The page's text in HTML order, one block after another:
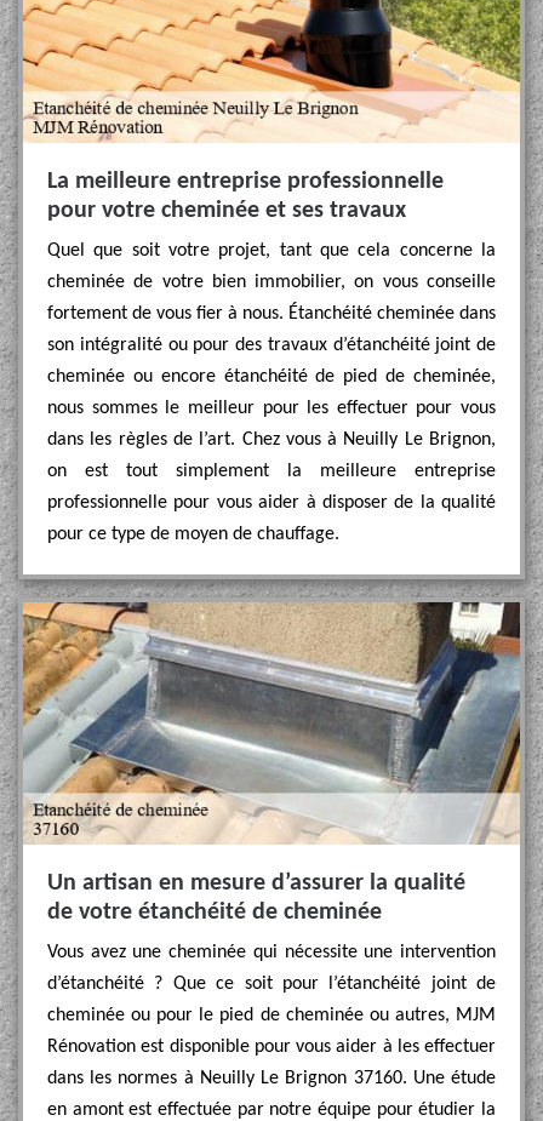
La meilleure entreprise professionnelle
pour votre cheminée et ses travaux
Quel que soit votre projet, tant que cela concerne la
cheminée de votre bien immobilier, on vous conseille
fortement de vous fier à nous. Étanchéité cheminée dans
son intégralité ou pour des travaux d’étanchéité joint de
cheminée ou encore étanchéité de pied de cheminée,
nous sommes le meilleur pour les effectuer pour vous
dans les règles de l’art. Chez vous à Neuilly Le Brignon,
on est tout simplement la meilleure entreprise
professionnelle pour vous aider à disposer de la qualité
pour ce type de moyen de chauffage.
Un artisan en mesure d’assurer la qualité
de votre étanchéité de cheminée
Vous avez une cheminée qui nécessite une intervention
d’étanchéité ? Que ce soit pour l’étanchéité joint de
cheminée ou pour le pied de cheminée ou autres, MJM
Rénovation est disponible pour vous aider à les effectuer
dans les normes à Neuilly Le Brignon 37160. Une étude
en amont est effectuée par notre équipe pour étudier la